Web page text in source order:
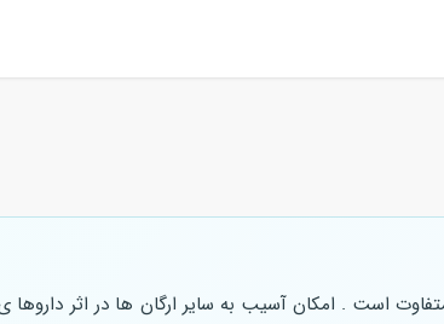
است . امکان آسیب به سایر ارگان ها در اثر